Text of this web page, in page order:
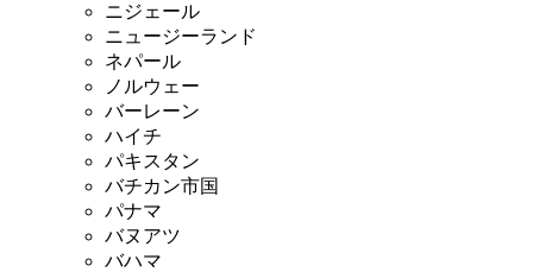
ニジェール
ニュージーランド
ネパール
ノルウェー
バーレーン
ハイチ
パキスタン
バチカン市国
パナマ
バヌアツ
バハマ